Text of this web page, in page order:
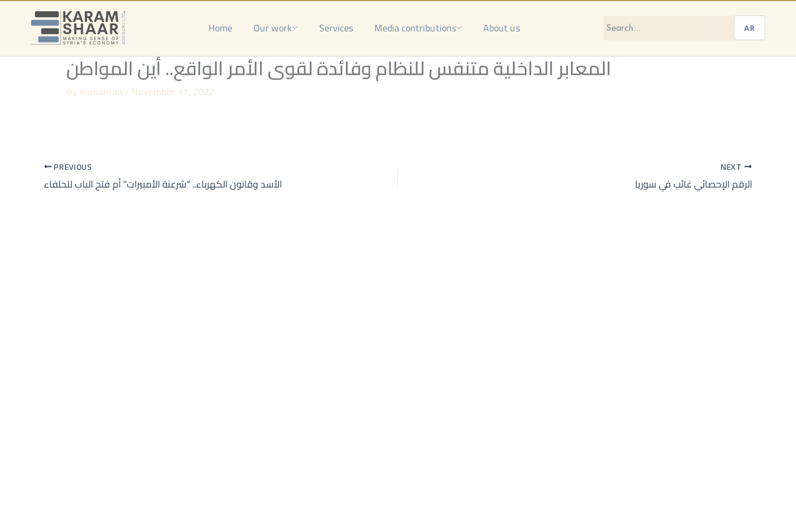
Skip
Home Our work Services Media contributions About us AR
المعابر الداخلية متنفس للنظام وفائدة لقوى الأمر الواقع.. أين المواطن
By mohamad / November 17, 2022
PREVIOUS
الأسد وقانون الكهرباء.. “شرعنة الأمبيرات” أم فتح الباب للحلفاء
NEXT
الرقم الإحصائي غائب في سوريا